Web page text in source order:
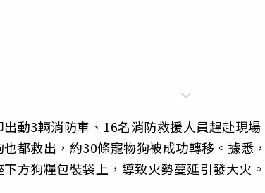
動3輛消防車、16名消防救援人員趕赴現
都救出，約30條寵物狗被成功轉移。據悉
方狗糧包裝袋上，導致火勢蔓延引發大火。